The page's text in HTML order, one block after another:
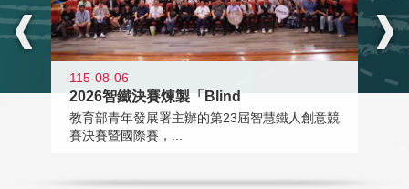
115-08-06
2026智鐵決賽煉製「Blind
教育部青年發展署主辦的第23屆智慧鐵人創意競
賽決賽暨國際賽，...